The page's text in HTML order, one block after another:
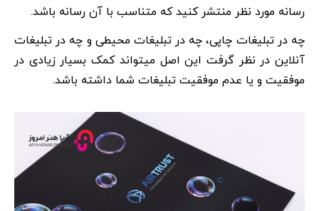
رسانه مورد نظر منتشر کنید که متناسب با آن رسانه باشد.
چه در تبلیغات چاپی، چه در تبلیغات محیطی و چه در تبلیغات
آنلاین در نظر گرفت این اصل میتواند کمک بسیار زیادی در
موفقیت و یا عدم موفقیت تبلیغات شما داشته باشد.